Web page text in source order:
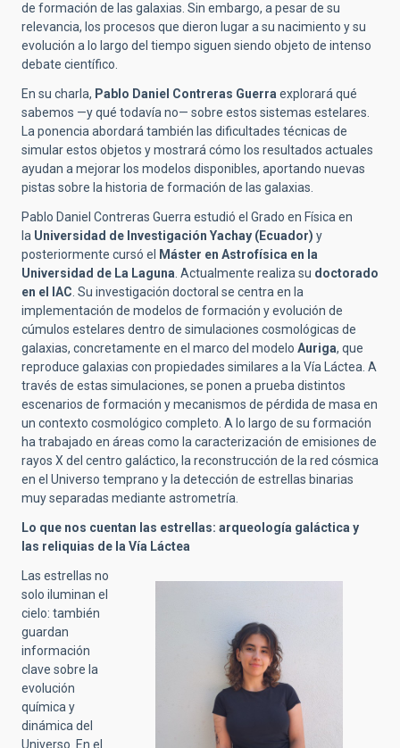
de formación de las galaxias. Sin embargo, a pesar de su
relevancia, los procesos que dieron lugar a su nacimiento y su
evolución a lo largo del tiempo siguen siendo objeto de intenso
debate científico.
En su charla, Pablo Daniel Contreras Guerra explorará qué
sabemos —y qué todavía no— sobre estos sistemas estelares.
La ponencia abordará también las dificultades técnicas de
simular estos objetos y mostrará cómo los resultados actuales
ayudan a mejorar los modelos disponibles, aportando nuevas
pistas sobre la historia de formación de las galaxias.
Pablo Daniel Contreras Guerra estudió el Grado en Física en
la Universidad de Investigación Yachay (Ecuador) y
posteriormente cursó el Máster en Astrofísica en la
Universidad de La Laguna . Actualmente realiza su doctorado
en el IAC . Su investigación doctoral se centra en la
implementación de modelos de formación y evolución de
cúmulos estelares dentro de simulaciones cosmológicas de
galaxias, concretamente en el marco del modelo Auriga, que
reproduce galaxias con propiedades similares a la Vía Láctea. A
través de estas simulaciones, se ponen a prueba distintos
escenarios de formación y mecanismos de pérdida de masa en
un contexto cosmológico completo. A lo largo de su formación
ha trabajado en áreas como la caracterización de emisiones de
rayos X del centro galáctico, la reconstrucción de la red cósmica
en el Universo temprano y la detección de estrellas binarias
muy separadas mediante astrometría.
Lo que nos cuentan las estrellas: arqueología galáctica y
las reliquias de la Vía Láctea
Las estrellas no
solo iluminan el
cielo: también
guardan
información
clave sobre la
evolución
química y
dinámica del
Universo. En el